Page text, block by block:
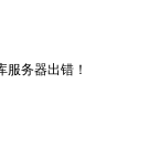
服务器出错！